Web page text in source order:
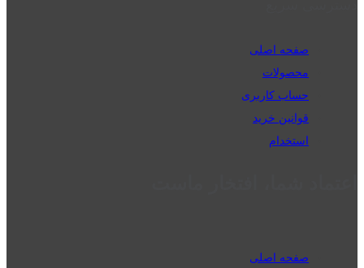
صفحه اصلی
محصولات
حساب کاربری
قوانین خرید
استخدام
صفحه اصلی